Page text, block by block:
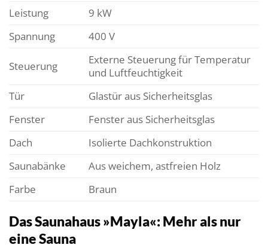
Leistung
9 kW
Spannung
400 V
Steuerung
Externe Steuerung für Temperatur
und Luftfeuchtigkeit
Tür
Glastür aus Sicherheitsglas
Fenster
Fenster aus Sicherheitsglas
Dach
Isolierte Dachkonstruktion
Saunabänke
Aus weichem, astfreien Holz
Farbe
Braun
Das Saunahaus »Mayla«: Mehr als nur
eine Sauna